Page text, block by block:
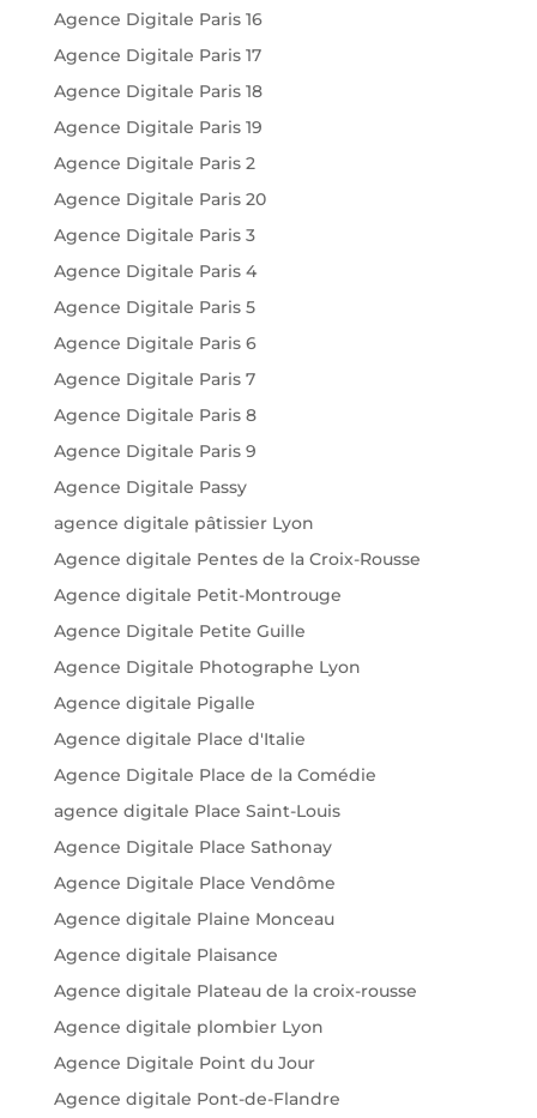
Agence Digitale Paris 16
Agence Digitale Paris 17
Agence Digitale Paris 18
Agence Digitale Paris 19
Agence Digitale Paris 2
Agence Digitale Paris 20
Agence Digitale Paris 3
Agence Digitale Paris 4
Agence Digitale Paris 5
Agence Digitale Paris 6
Agence Digitale Paris 7
Agence Digitale Paris 8
Agence Digitale Paris 9
Agence Digitale Passy
agence digitale pâtissier Lyon
Agence digitale Pentes de la Croix-Rousse
Agence digitale Petit-Montrouge
Agence Digitale Petite Guille
Agence Digitale Photographe Lyon
Agence digitale Pigalle
Agence digitale Place d'Italie
Agence Digitale Place de la Comédie
agence digitale Place Saint-Louis
Agence Digitale Place Sathonay
Agence Digitale Place Vendôme
Agence digitale Plaine Monceau
Agence digitale Plaisance
Agence digitale Plateau de la croix-rousse
Agence digitale plombier Lyon
Agence Digitale Point du Jour
Agence digitale Pont-de-Flandre